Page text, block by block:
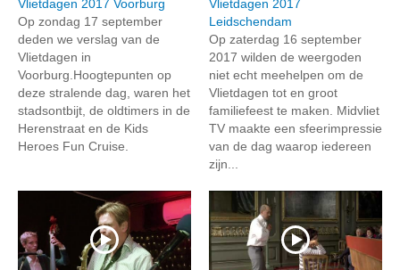
Vlietdagen 2017 Voorburg
Op zondag 17 september
deden we verslag van de
Vlietdagen in
Voorburg.Hoogtepunten op
deze stralende dag, waren het
stadsontbijt, de oldtimers in de
Herenstraat en de Kids
Heroes Fun Cruise.
Vlietdagen 2017
Leidschendam
Op zaterdag 16 september
2017 wilden de weergoden
niet echt meehelpen om de
Vlietdagen tot en groot
familiefeest te maken. Midvliet
TV maakte een sfeerimpressie
van de dag waarop iedereen
zijn...